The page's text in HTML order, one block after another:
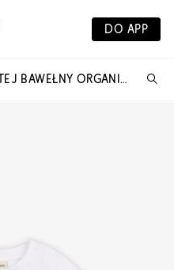
DO APP
SZEROKI T-SHIRT Z CZYSTEJ BAWEŁNY ORGANICZNEJ